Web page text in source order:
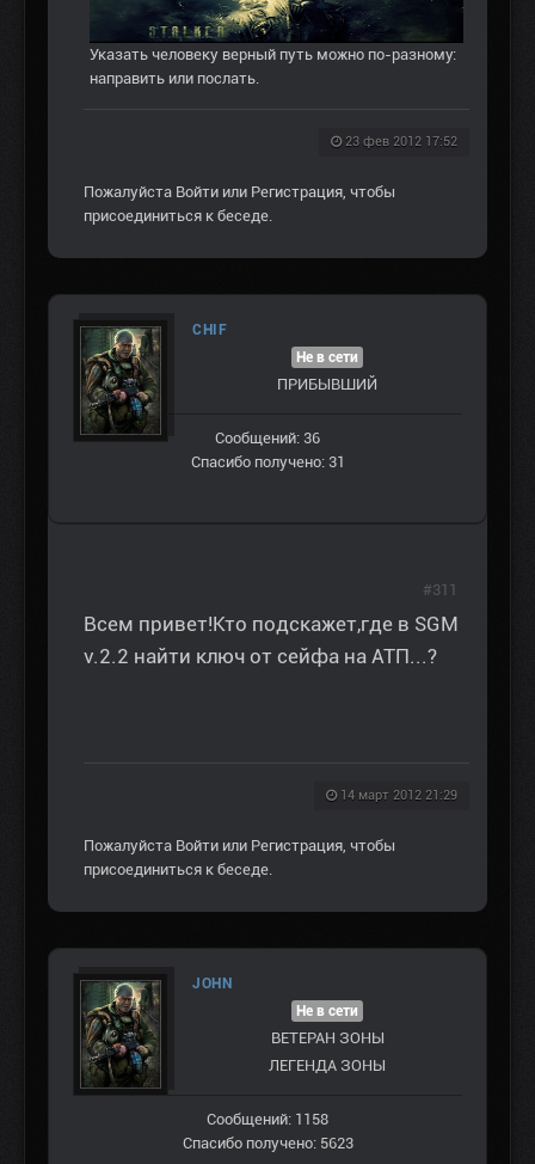
Указать человеку верный путь можно по-разному:
направить или послать.
23 фев 2012 17:52
Пожалуйста Войти или Регистрация, чтобы
присоединиться к беседе.
CHIF
Не в сети
ПРИБЫВШИЙ
Сообщений: 36
Спасибо получено: 31
Всем привет!Кто подскажет,где в SGM
v.2.2 найти ключ от сейфа на АТП...?
14 март 2012 21:29
#311
Пожалуйста Войти или Регистрация, чтобы
присоединиться к беседе.
JOHN
Не в сети
ВЕТЕРАН ЗOНЫ
ЛЕГЕНДА ЗОНЫ
Сообщений: 1158
Спасибо получено: 5623